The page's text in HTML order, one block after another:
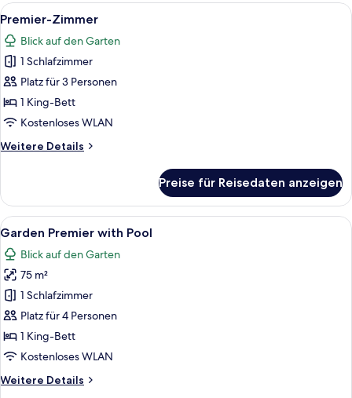
Alle
Fotos
für
Premier-
Zimmer
anzeigen
Ein modernes Hotelzimmer mit Bett,
1
Premier-Zimmer
Blick auf den Garten
1 Schlafzimmer
Platz für 3 Personen
1 King-Bett
Kostenloses WLAN
Weitere Details
Weitere
Zimmer
Preise für Reisedaten anzeigen
Alle
Fotos
für
Garden
Premier
with
Pool
anzeigen
Ein modernes Hotelzimmer mit Bett,
1
Garden Premier with Pool
Blick auf den Garten
75 m²
1 Schlafzimmer
Platz für 4 Personen
1 King-Bett
Kostenloses WLAN
Weitere Details
Weitere